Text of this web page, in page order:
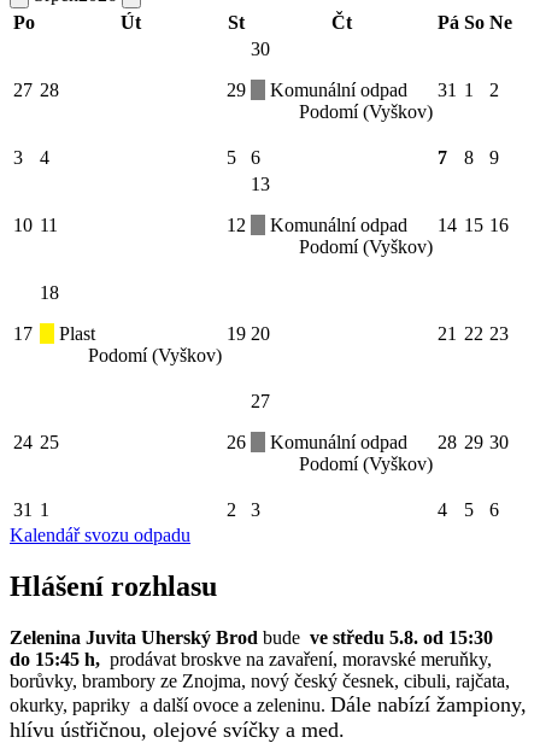
Po
Út St Čt Pá So Ne
27 28 29
30
Komunální odpad
Podomí (Vyškov)
31 1 2
3 4 5 6 7 8 9
10 11 12
13
Komunální odpad
Podomí (Vyškov)
14 15 16
17
18
Plast
Podomí (Vyškov)
19 20 21 22 23
24 25 26
27
Komunální odpad
Podomí (Vyškov)
28 29 30
31 1 2 3 4 5
6
Kalendář svozu odpadu
Hlášení rozhlasu
Zelenina Juvita Uherský Brod bude ve středu 5.8. od 15:30
do 15:45 h, prodávat broskve na zavaření, moravské meruňky,
borůvky, brambory ze Znojma, nový český česnek, cibuli, rajčata,
okurky, papriky a další ovoce a zeleninu. Dále nabízí žampiony,
hlívu ústřičnou, olejové svíčky a med.